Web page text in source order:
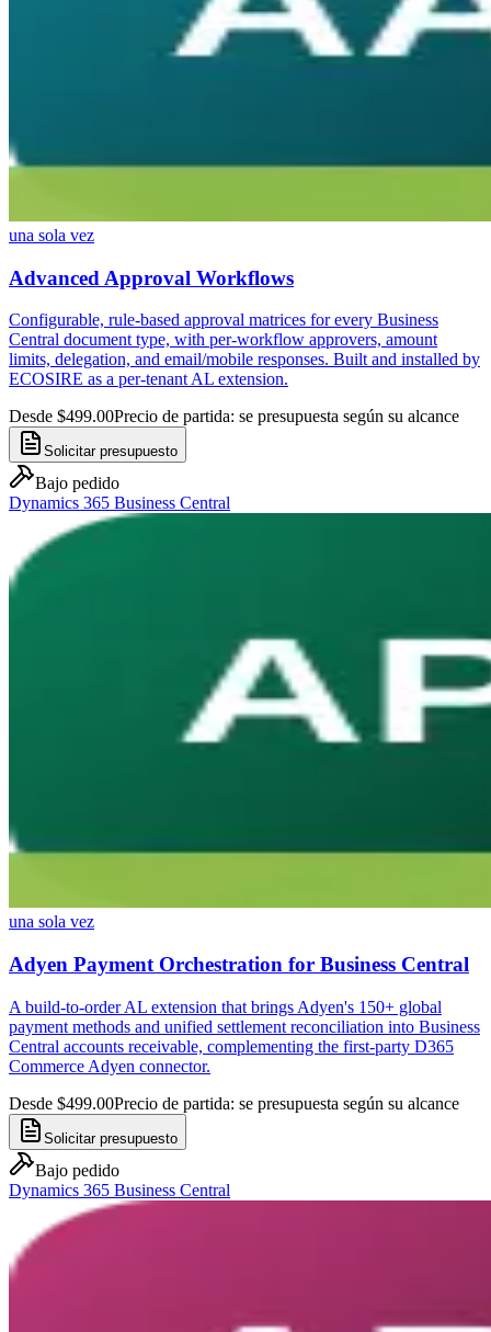
una sola vez
Advanced Approval Workflows
Configurable, rule-based approval matrices for every Business
Central document type, with per-workflow approvers, amount
limits, delegation, and email/mobile responses. Built and installed by
ECOSIRE as a per-tenant AL extension.
Desde $499.00Precio de partida: se presupuesta según su alcance
Solicitar presupuesto
Bajo pedido
Dynamics 365 Business Central
una sola vez
Adyen Payment Orchestration for Business Central
A build-to-order AL extension that brings Adyen's 150+ global
payment methods and unified settlement reconciliation into Business
Central accounts receivable, complementing the first-party D365
Commerce Adyen connector.
Desde $499.00Precio de partida: se presupuesta según su alcance
Solicitar presupuesto
Bajo pedido
Dynamics 365 Business Central